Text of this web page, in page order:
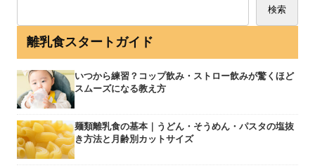
検索
離乳食スタートガイド
いつから練習？コップ飲み・ストロー飲みが驚くほど
スムーズになる教え方
麺類離乳食の基本｜うどん・そうめん・パスタの塩抜
き方法と月齢別カットサイズ